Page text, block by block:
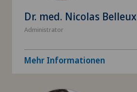
Dr. med. Nicolas Belleux
Administrator
Mehr Informationen